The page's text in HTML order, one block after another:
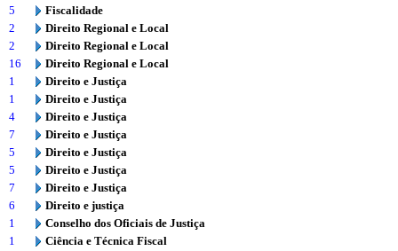
5
Fiscalidade
2
Direito Regional e Local
2
Direito Regional e Local
16
Direito Regional e Local
1
Direito e Justiça
1
Direito e Justiça
4
Direito e Justiça
7
Direito e Justiça
5
Direito e Justiça
5
Direito e Justiça
7
Direito e Justiça
6
Direito e justiça
1
Conselho dos Oficiais de Justiça
1
Ciência e Técnica Fiscal